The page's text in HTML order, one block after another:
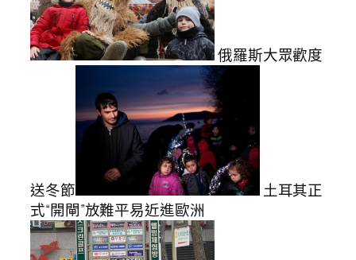
俄羅斯大眾歡度
送冬節
土耳其正
式“開閘”放難平易近進歐洲